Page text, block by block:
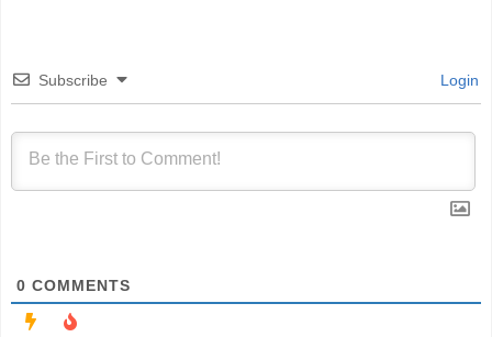
Subscribe Login
0 COMMENTS